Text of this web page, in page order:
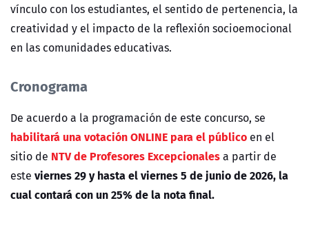
vínculo con los estudiantes, el sentido de pertenencia, la
creatividad y el impacto de la reflexión socioemocional
en las comunidades educativas.
Cronograma
De acuerdo a la programación de este concurso, se
habilitará una votación ONLINE para el público en el
sitio de NTV de Profesores Excepcionalesa partir de
este viernes 29 y hasta el viernes 5 de junio de 2026, la
cual contará con un25% de la nota final.